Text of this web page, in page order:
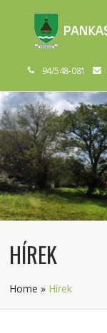
94/548-081
HÍREK
Home » Hírek